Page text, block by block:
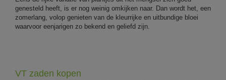
genesteld heeft, is er nog weinig omkijken naar. Dan wordt het, een
zomerlang, volop genieten van de kleurrijke en uitbundige bloei
waarvoor eenjarigen zo bekend en geliefd zijn.
VT zaden kopen